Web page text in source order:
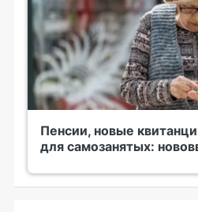
Пенсии, новые
для самозанятых: